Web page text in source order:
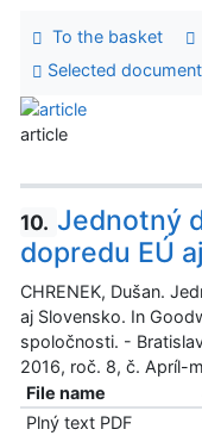
To the basket
Selected
article
10. Jednotný
dopredu EÚ
CHRENEK, Dušan.
aj Slovensko. In
spoločnosti. -
2016, roč. 8, č. Apríl-
File name
Plný text PDF